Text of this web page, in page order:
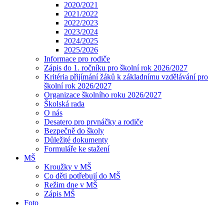
2020/2021
2021/2022
2022/2023
2023/2024
2024/2025
2025/2026
Informace pro rodiče
Zápis do 1. ročníku pro školní rok 2026/2027
Kritéria přijímání žáků k základnímu vzdělávání pro
školní rok 2026/2027
Organizace školního roku 2026/2027
Školská rada
O nás
Desatero pro prvnáčky a rodiče
Bezpečně do školy
Důležité dokumenty
Formuláře ke stažení
MŠ
Kroužky v MŠ
Co děti potřebují do MŠ
Režim dne v MŠ
Zápis MŠ
Foto